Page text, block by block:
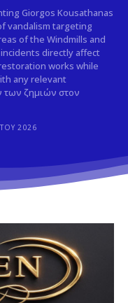
Giorgos Kousathanas
vandalism targeting
of the Windmills and
directly affect
works while
any relevant
2026